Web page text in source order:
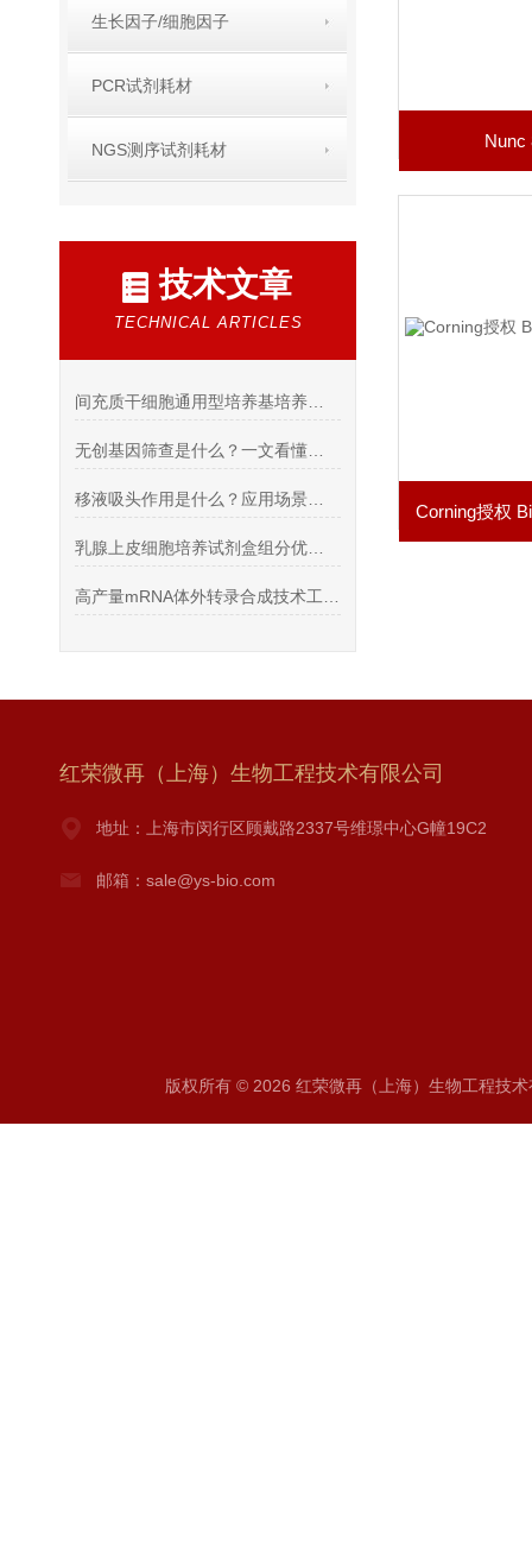
生长因子/细胞因子
PCR试剂耗材
NGS测序试剂耗材
技术文章
TECHNICAL ARTICLES
Nunc
红荣微再（上海）生物工程技术有限公司
地址：上海市闵行区顾戴路2337号维璟中心G幢19C2
邮箱：sale@ys-bio.com
版权所有 © 2026 红荣微再（上海）生物工程技